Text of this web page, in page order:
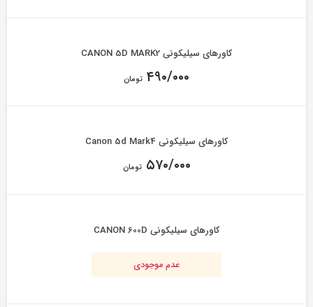
کاورهای سیلیکونی CANON 5D MARK2
۴۹۰/۰۰۰ تومان
کاورهای سیلیکونی Canon 5d Mark4
۵۷۰/۰۰۰ تومان
کاورهای سیلیکونی CANON 600D
عدم موجودی